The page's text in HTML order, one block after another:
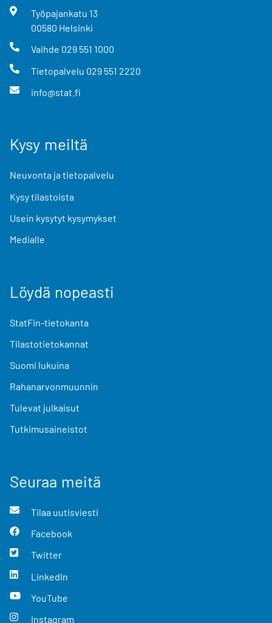
Työpajankatu 13
00580 Helsinki
Vaihde 029 551 1000
Tietopalvelu 029 551 2220
info@stat.fi
Kysy meiltä
Neuvonta ja tietopalvelu
Kysy tilastoista
Usein kysytyt kysymykset
Medialle
Löydä nopeasti
StatFin-tietokanta
Tilastotietokannat
Suomi lukuina
Rahanarvonmuunnin
Tulevat julkaisut
Tutkimusaineistot
Seuraa meitä
Tilaa uutisviesti
Facebook
Twitter
LinkedIn
YouTube
Instagram